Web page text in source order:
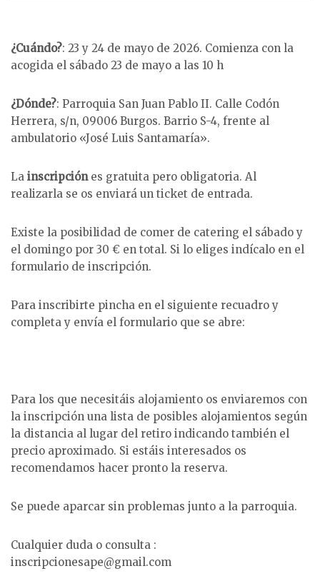
¿Cuándo?: 23 y 24 de mayo de 2026. Comienza con la
acogida el sábado 23 de mayo a las 10 h
¿Dónde?: Parroquia San Juan Pablo II. Calle Codón
Herrera, s/n, 09006 Burgos. Barrio S-4, frente al
ambulatorio «José Luis Santamaría».
La inscripciónes gratuita pero obligatoria. Al
realizarla se os enviará un ticket de entrada.
Existe la posibilidad de comer de catering el sábado y
el domingo por 30 € en total. Si lo eliges indícalo en el
formulario de inscripción.
Para inscribirte pincha en el siguiente recuadro y
completa y envía el formulario que se abre:
Para los que necesitáis alojamiento os enviaremos con
la inscripción una lista de posibles alojamientos según
la distancia al lugar del retiro indicando también el
precio aproximado. Si estáis interesados os
recomendamos hacer pronto la reserva.
Se puede aparcar sin problemas junto a la parroquia.
Cualquier duda o consulta :
inscripcionesape@gmail.com